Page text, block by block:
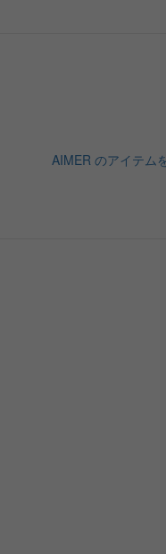
AIMER のアイテム